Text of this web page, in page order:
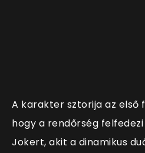
A karakter sztorija az első
hogy a rendőrség
Jokert, akit a dinamikus